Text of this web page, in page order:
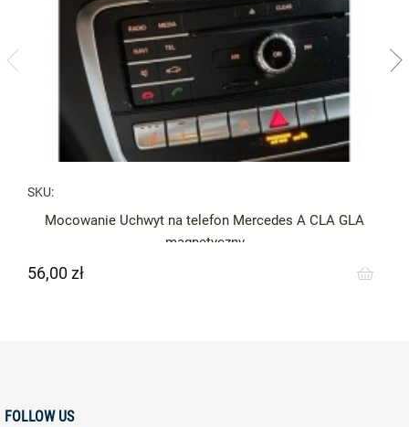
SKU:
Mocowanie Uchwyt na telefon Mercedes A CLA GLA
magnetyczny
Cena
56,00 zł
FOLLOW US